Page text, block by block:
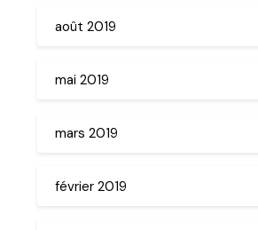
août 2019
mai 2019
mars 2019
février 2019